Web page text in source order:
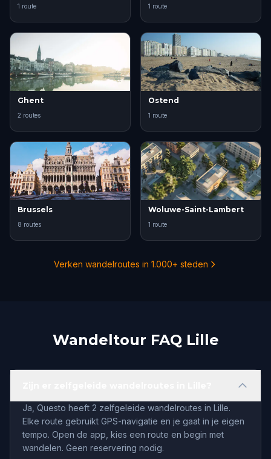
1 route 1 route
Ghent
2 routes
Ostend
1 route
Brussels
8 routes
Woluwe-Saint-Lambert
1 route
Verken wandelroutes in 1.000+ steden
Wandeltour FAQ Lille
Ja, Questo heeft 2 zelfgeleide wandelroutes in Lille.
Elke route gebruikt GPS-navigatie en je gaat in je eigen
tempo. Open de app, kies een route en begin met
wandelen. Geen reservering nodig.